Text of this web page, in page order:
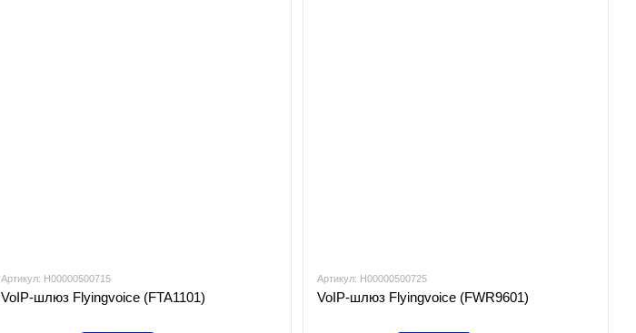
Артикул: H00000500715
VoIP-шлюз Flyingvoice (FTA1101)
Артикул: H00000500725
VoIP-шлюз Flyingvoice (FWR9601)